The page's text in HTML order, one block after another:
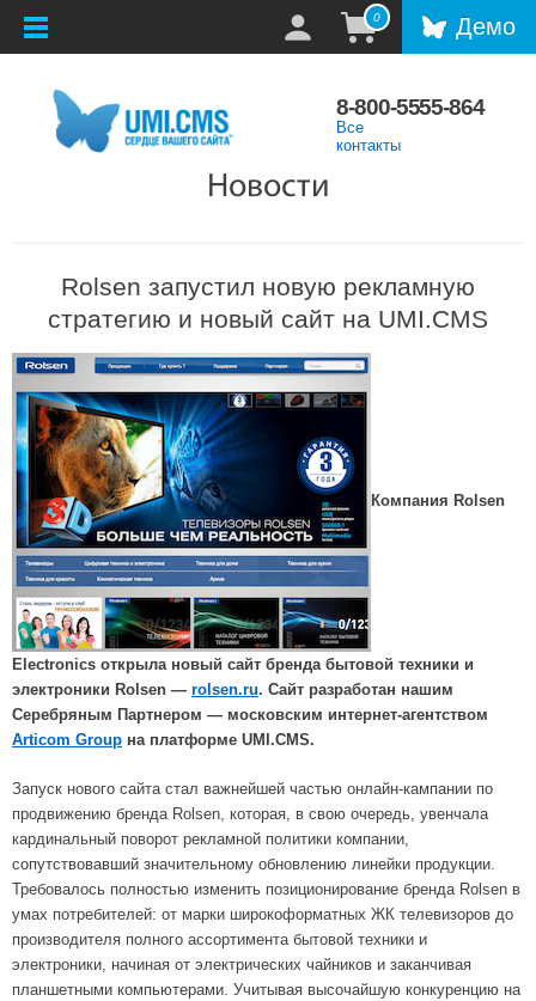
0 Демо
8-800-5555-864
Все
контакты
Новости
Rolsen запустил новую рекламную
стратегию и новый сайт на UMI.CMS
Компания Rolsen
Electronics открыла новый сайт бренда бытовой техники и
электроники Rolsen — rolsen.ru. Сайт разработан нашим
Серебряным Партнером — московским интернет-агентством
Articom Group на платформе UMI.CMS.
Запуск нового сайта стал важнейшей частью онлайн-кампании по
продвижению бренда Rolsen, которая, в свою очередь, увенчала
кардинальный поворот рекламной политики компании,
сопутствовавший значительному обновлению линейки продукции.
Требовалось полностью изменить позиционирование бренда Rolsen в
умах потребителей: от марки широкоформатных ЖК телевизоров до
производителя полного ассортимента бытовой техники и
электроники, начиная от электрических чайников и заканчивая
планшетными компьютерами. Учитывая высочайшую конкуренцию на